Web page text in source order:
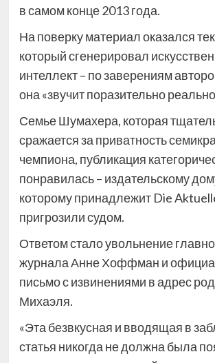
в самом конце 2013 года.
На поверку материал оказался
который сгенерировал
интеллект – по заверениям
она «звучит поразительно
Семье Шумахера, которая
сражается за приватность
чемпиона, публикация
понравилась – издательскому
которому принадлежит Die
пригрозили судом.
Ответом стало увольнение
журнала Анне Хоффман и
письмо с извинениями в адрес
Михаэля.
«Эта безвкусная и вводящая в
статья никогда не должна была